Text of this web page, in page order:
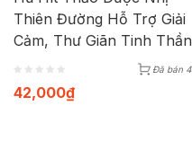
Thiên Đường Hỗ Trợ Giải
Cảm, Thư Giãn Tinh Thần
Đã bán 4
42,000₫